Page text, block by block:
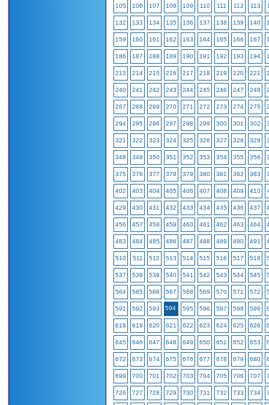
105 106 107 108 109 110 111 112 113
132 133 134 135 136 137 138 139 140
159 160 161 162 163 164 165 166 167
186 187 188 189 190 191 192 193 194
213 214 215 216 217 218 219 220 221
240 241 242 243 244 245 246 247 248
267 268 269 270 271 272 273 274 275
294 295 296 297 298 299 300 301 302
321 322 323 324 325 326 327 328 329
348 349 350 351 352 353 354 355 356
375 376 377 378 379 380 381 382 383
402 403 404 405 406 407 408 409 410
429 430 431 432 433 434 435 436 437
456 457 458 459 460 461 462 463 464
483 484 485 486 487 488 489 490 491
510 511 512 513 514 515 516 517 518
537 538 539 540 541 542 543 544 545
564 565 566 567 568 569 570 571 572
591 592 593 594 595 596 597 598 599
618 619 620 621 622 623 624 625 626
645 646 647 648 649 650 651 652 653
672 673 674 675 676 677 678 679 680
699 700 701 702 703 704 705 706 707
726 727 728 729 730 731 732 733 734